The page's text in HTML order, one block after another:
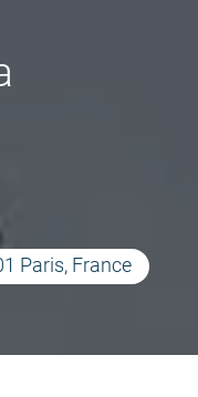
Paris, France